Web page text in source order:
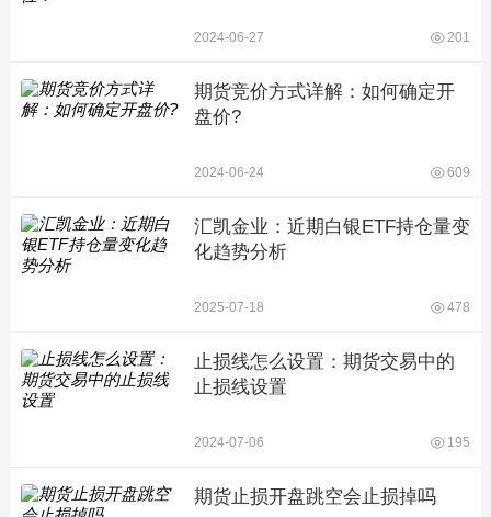
2024-06-27 201
期货竞价方式详解：如何确定开
盘价?
2024-06-24 609
汇凯金业：近期白银ETF持仓量变
化趋势分析
2025-07-18 478
止损线怎么设置：期货交易中的
止损线设置
2024-07-06 195
期货止损开盘跳空会止损掉吗